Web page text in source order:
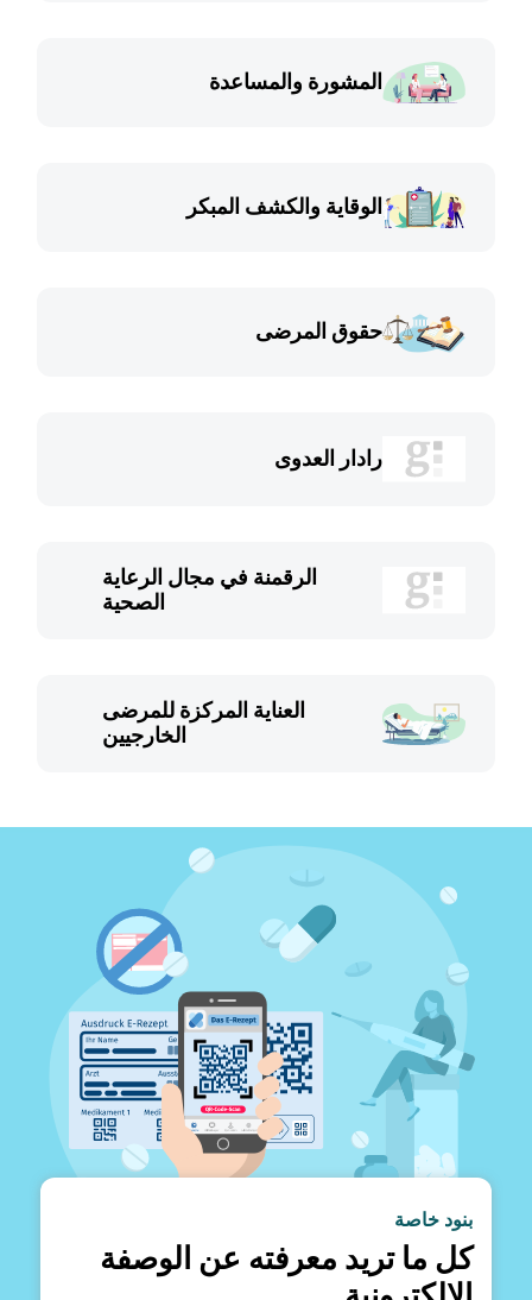
المشورة والمساعدة
الوقاية والكشف المبكر
حقوق المرضى
رادار العدوى
الرقمنة في مجال الرعاية
الصحية
العناية المركزة للمرضى
الخارجيين
بنود خاصة
كل ما تريد معرفته عن الوصفة